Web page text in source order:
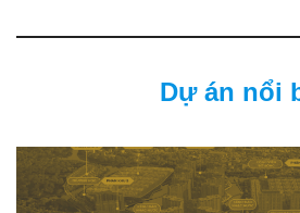
Dự án nổi